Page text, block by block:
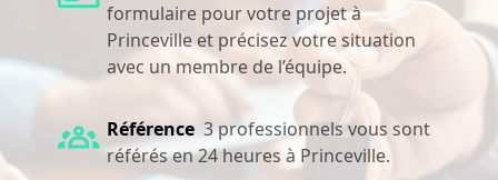
formulaire pour votre projet à
Princeville et précisez votre situation
avec un membre de l’équipe.
Référence 3 professionnels vous sont
référés en 24 heures à Princeville.